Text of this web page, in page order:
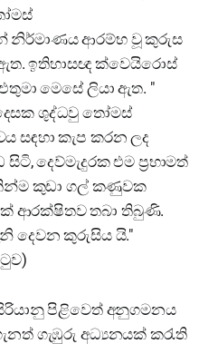
නිර්මාණය ආරම්භ වූ කුරුස
ඉතිහාසඥ ක්වෙයිරොස්
මෙසේ ලියා ඇත. "
ශුද්ධවු තෝමස්
සඳහා කැප කරන ලද
දෙව්මැදුරක එම ප්‍රභාමත්
කුඩා ගල් කණුවක
ආරක්ෂිතව තබා තිබුණි.
දෙවන කුරුසිය යි."
සිරියානු පිළිවෙත් අනුගමනය
ගැඹුරු අධ්‍යනයක් කරැති